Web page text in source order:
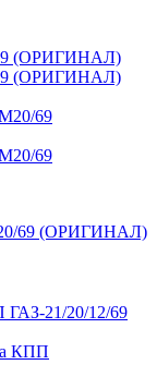
69 (ОРИГИНАЛ)